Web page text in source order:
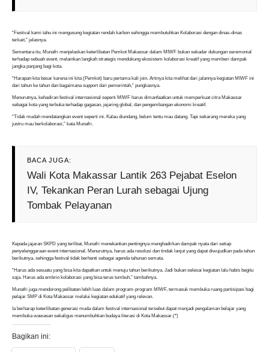
“Festival kami tahu ini mengusung kegiatan rendah karbon sehingga membutuhkan Kolaborasi dengan dinas-dinas
terkait,” jelasnya.
Sementara itu, Munafri menjelaskan keterlibatan Pemkot Makassar dalam MIWF bukan sekadar dukungan seremonial
terhadap sebuah event, melainkan langkah strategis mendukung ekosistem kolaborasi kreatif yang memberi dampak
jangka panjang bagi kota.
“Harapan kita besar karena ini kita (Pemkot) baru pertama kali join. Artinya kita melihat dari jalannya kegiatan MIWF ini
dari tahun ke tahun dan bagaimana support dari pemerintah,” pungkasnya.
Menurutnya, kehadiran festival internasional seperti MIWF harus dimanfaatkan untuk memperkuat citra Makassar
sebagai kota yang terbuka terhadap gagasan, jejaring global, dan pengembangan ekonomi kreatif.
“Tidak mudah mendatangkan event seperti ini. Kalau diundang, belum tentu mau datang. Tapi sekarang mereka yang
justru mau berkolaborasi,” kata Munafri.
BACA JUGA:
Wali Kota Makassar Lantik 263 Pejabat Eselon
IV, Tekankan Peran Lurah sebagai Ujung
Tombak Pelayanan
Kepada jajaran SKPD yang terlibat, Munafri menekankan pentingnya menghadirkan dampak nyata dari setiap
penyelenggaraan event internasional. Menurutnya, harus ada resolusi dan tindak lanjut yang dapat diwujudkan pada tahun
berikutnya, sehingga festival tidak berhenti sebagai agenda tahunan semata.
“Harus ada sesuatu yang bisa kita dapatkan untuk menuju tahun berikutnya. Jadi bukan selesai kegiatan lalu habis begitu
saja. Harus ada embrio kolaborasi yang bisa terus tumbuh,” tambahnya.
Munafri juga mendorong pelibatan lebih luas dalam program-program MIWF, termasuk membuka ruang partisipasi bagi
pelajar SMP di Kota Makassar melalui kegiatan edukatif yang relevan.
Ia berharap keterlibatan generasi muda dalam festival internasional tersebut dapat menjadi pengalaman belajar yang
membuka wawasan sekaligus menumbuhkan budaya literasi di Kota Makassar.(*)
Bagikan ini: